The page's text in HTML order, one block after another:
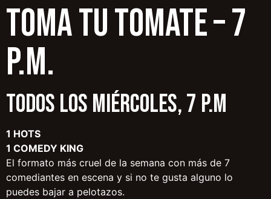
TOMA TU TOMATE – 7
p.m.
TODOS LOS MIÉRCOLES, 7 P.M
1 HOTS
1 COMEDY KING
El formato más cruel de la semana con más de 7
comediantes en escena y si no te gusta alguno lo
puedes bajar a pelotazos.